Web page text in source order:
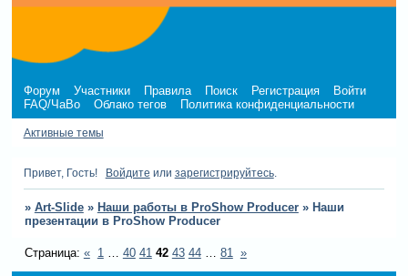
Форум Участники Правила Поиск Регистрация
Войти
FAQ/ЧаВо
Облако тегов Политика конфиденциальности
Активные темы
Привет, Гость! Войдите или зарегистрируйтесь.
» Art-Slide » Наши работы в ProShow Producer » Наши
презентации в ProShow Producer
Страница: « 1 … 40 41 42 43 44 … 81 »